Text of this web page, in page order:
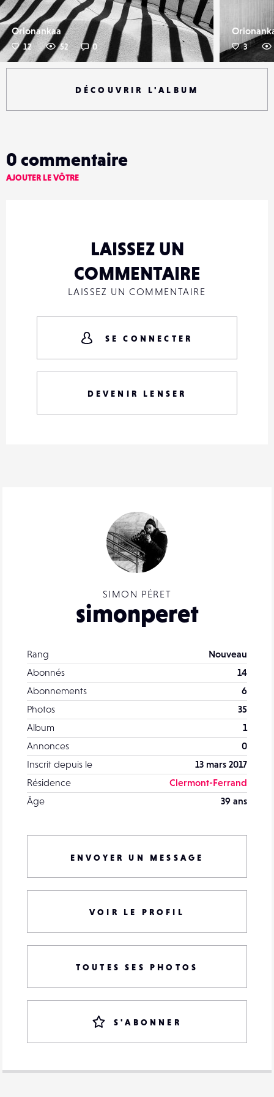
Orionankaa
12 52 0 3
DÉCOUVRIR L'ALBUM
SIMON PÉRET
simonperet
Rang
Nouveau
Abonnés
14
Abonnements
6
Photos
35
Album
1
Annonces
0
Inscrit depuis le
13 mars 2017
Résidence
Clermont-Ferrand
Âge
39 ans
ENVOYER UN MESSAGE
VOIR LE PROFIL
TOUTES SES PHOTOS
S'ABONNER
0 commentaire
AJOUTER LE VÔTRE
LAISSEZ UN
COMMENTAIRE
LAISSEZ UN COMMENTAIRE
SE CONNECTER
DEVENIR LENSER